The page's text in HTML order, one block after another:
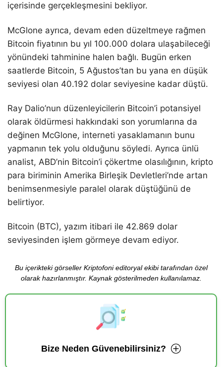
içerisinde gerçekleşmesini bekliyor.
McGlone ayrıca, devam eden düzeltmeye rağmen
Bitcoin fiyatının bu yıl 100.000 dolara ulaşabileceği
yönündeki tahminine halen bağlı. Bugün erken
saatlerde Bitcoin, 5 Ağustos’tan bu yana en düşük
seviyesi olan 40.192 dolar seviyesine kadar düştü.
Ray Dalio’nun düzenleyicilerin Bitcoin’i potansiyel
olarak öldürmesi hakkındaki son yorumlarına da
değinen McGlone, interneti yasaklamanın bunu
yapmanın tek yolu olduğunu söyledi. Ayrıca ünlü
analist, ABD’nin Bitcoin’i çökertme olasılığının, kripto
para biriminin Amerika Birleşik Devletleri’nde artan
benimsenmesiyle paralel olarak düştüğünü de
belirtiyor.
Bitcoin (BTC), yazım itibari ile 42.869 dolar
seviyesinden işlem görmeye devam ediyor.
Bu içerikteki görseller Kriptofoni editoryal ekibi tarafından özel
olarak hazırlanmıştır. Kaynak gösterilmeden kullanılamaz.
Bize Neden Güvenebilirsiniz?